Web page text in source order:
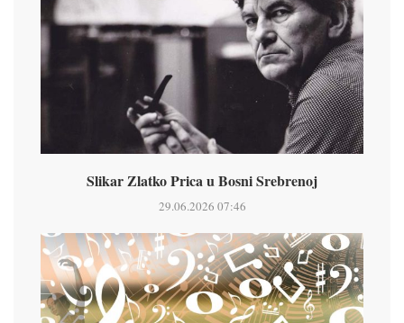
Slikar Zlatko Prica u Bosni Srebrenoj
29.06.2026 07:46